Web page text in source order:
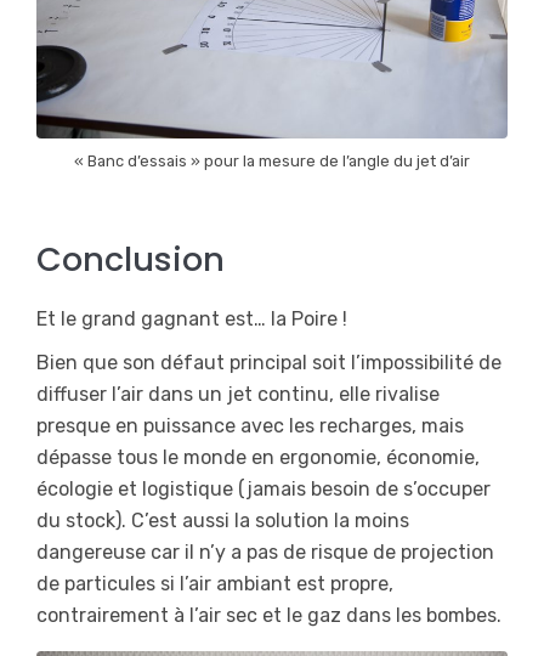
« Banc d’essais » pour la mesure de l’angle du jet d’air
Conclusion
Et le grand gagnant est… la Poire !
Bien que son défaut principal soit l’impossibilité de
diffuser l’air dans un jet continu, elle rivalise
presque en puissance avec les recharges, mais
dépasse tous le monde en ergonomie, économie,
écologie et logistique (jamais besoin de s’occuper
du stock). C’est aussi la solution la moins
dangereuse car il n’y a pas de risque de projection
de particules si l’air ambiant est propre,
contrairement à l’air sec et le gaz dans les bombes.